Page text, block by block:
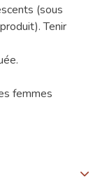
(sous
Tenir
femmes